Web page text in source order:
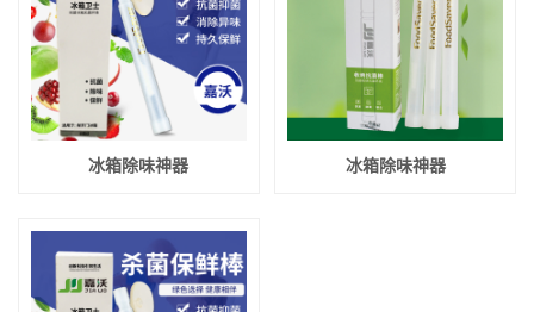
冰箱除味神器 冰箱除味神器